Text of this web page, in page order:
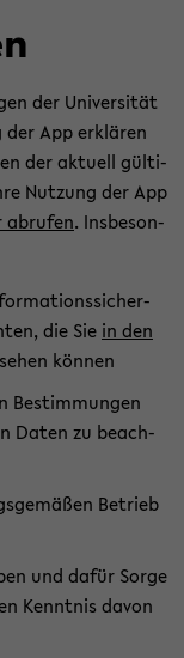
der Uni­ver­si­tät
App er­klä­ren
der ak­tu­ell gül­ti­
Nut­zung der App
ab­ru­fen. Ins­be­son­
die Sie in den
kön­nen
Be­stim­mun­gen
Daten zu be­ach­
Be­trieb
und dafür Sorge
Kennt­nis davon